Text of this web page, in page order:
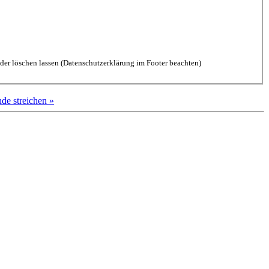
durch diese Website einverstanden. Kommentare kannst Du jederzeit wieder löschen lassen (Datenschutzerklärung im Footer beachten)
streichen »